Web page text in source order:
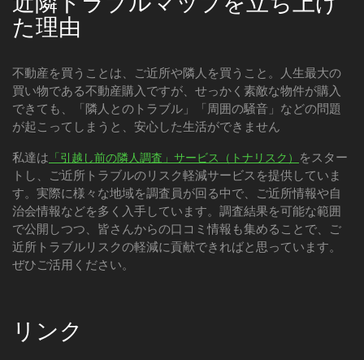
た理由
不動産を買うことは、ご近所や隣人を買うこと。人生最大の
買い物である不動産購入ですが、せっかく素敵な物件が購入
できても、「隣人とのトラブル」「周囲の騒音」などの問題
が起こってしまうと、安心した生活ができません
私達は 「引越し前の隣人調査」サービス（トナリスク） をスター
トし、ご近所トラブルのリスク軽減サービスを提供していま
す。実際に様々な地域を調査員が回る中で、ご近所情報や自
治会情報などを多く入手しています。調査結果を可能な範囲
で公開しつつ、皆さんからの口コミ情報も集めることで、ご
近所トラブルリスクの軽減に貢献できればと思っています。
ぜひご活用ください。
リンク